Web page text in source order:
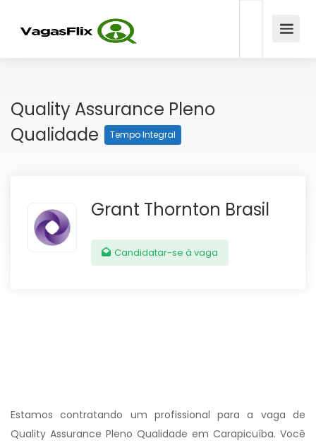
Quality Assurance Pleno
Qualidade
Tempo Integral
Grant Thornton Brasil
Candidatar-se à vaga
Estamos contratando um profissional para a vaga de
Quality Assurance Pleno Qualidade em Carapicuíba. Você